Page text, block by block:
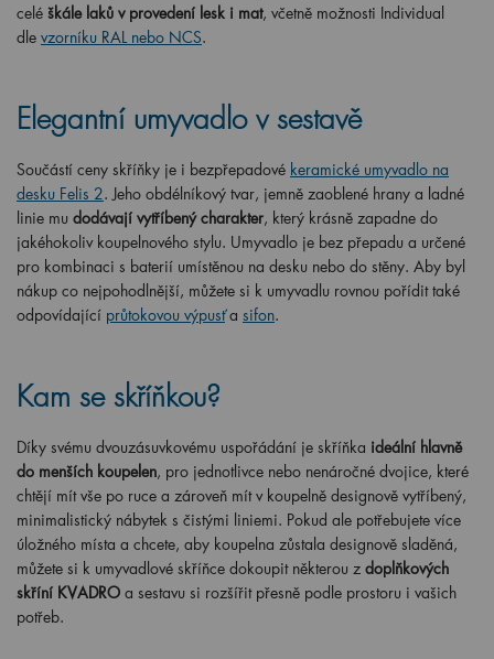
celé škále laků v provedení lesk i mat, včetně možnosti Individual
dle vzorníku RAL nebo NCS.
Elegantní umyvadlo v sestavě
Součástí ceny skříňky je i bezpřepadové keramické umyvadlo na
desku Felis 2. Jeho obdélníkový tvar, jemně zaoblené hrany a ladné
linie mu dodávají vytříbený charakter, který krásně zapadne do
jakéhokoliv koupelnového stylu. Umyvadlo je bez přepadu a určené
pro kombinaci s baterií umístěnou na desku nebo do stěny. Aby byl
nákup co nejpohodlnější, můžete si k umyvadlu rovnou pořídit také
odpovídající průtokovou výpusť a sifon.
Kam se skříňkou?
Díky svému dvouzásuvkovému uspořádání je skříňka ideální hlavně
do menších koupelen, pro jednotlivce nebo nenáročné dvojice, které
chtějí mít vše po ruce a zároveň mít v koupelně designově vytříbený,
minimalistický nábytek s čistými liniemi. Pokud ale potřebujete více
úložného místa a chcete, aby koupelna zůstala designově sladěná,
můžete si k umyvadlové skříňce dokoupit některou z doplňkových
skříní KVADRO a sestavu si rozšířit přesně podle prostoru i vašich
potřeb.